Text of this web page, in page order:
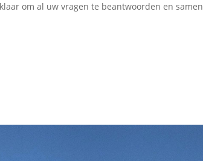
om al uw vragen te beantwoorden en samen